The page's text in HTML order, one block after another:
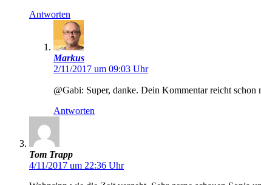
Antworten
Markus
2/11/2017 um 09:03 Uhr
@Gabi: Super, danke. Dein Kommentar reicht
Antworten
Tom Trapp
4/11/2017 um 22:36 Uhr